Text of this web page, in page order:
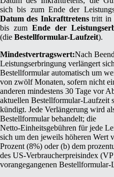
sich bis zum Ende der
Datum des Inkrafttretenstritt in
bis zum Ende der
(die Bestellformular-Laufzeit).
Mindestvertragswert:Nach
Leistungserbringung verlängert
Bestellformular automatisch um
von zwölf Monaten, sofern nicht
anderen mindestens 30 Tage vor
aktuellen Bestellformular-Laufzeit
kündigt. Jede Verlängerung wird
Bestellformular behandelt; die
Netto‑Einheitsgebühren für jede
sich um den jeweils höheren Wert
Prozent (8%) oder (b) dem
des US‑Verbraucherpreisindex
vorangegangenen Bestellformular-